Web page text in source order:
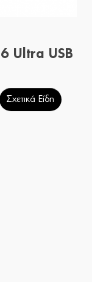
Ultra USB
Σχετικά Είδη